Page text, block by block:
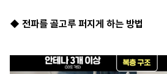
◆ 전파를 골고루 퍼지게 하는 방법